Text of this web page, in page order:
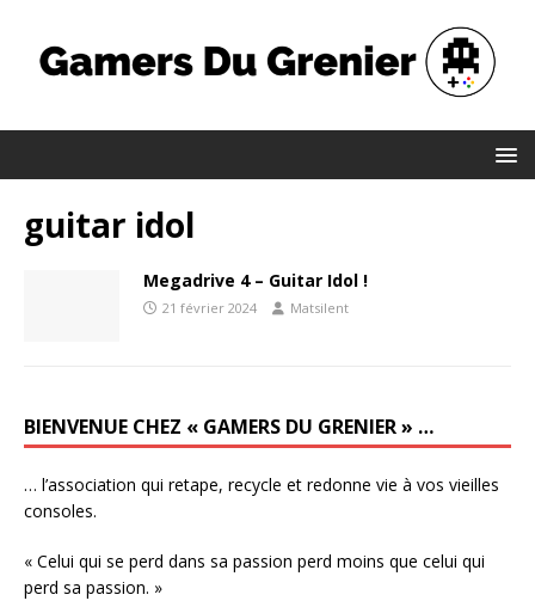
guitar idol
Megadrive 4 – Guitar Idol !
21 février 2024 Matsilent
BIENVENUE CHEZ « GAMERS DU GRENIER » …
… l’association qui retape, recycle et redonne vie à vos vieilles
consoles.
« Celui qui se perd dans sa passion perd moins que celui qui
perd sa passion. »